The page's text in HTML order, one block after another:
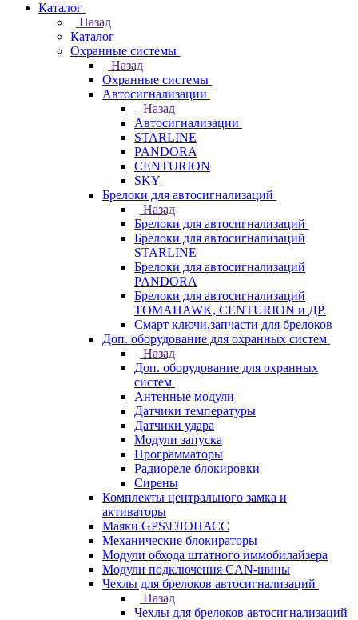
Каталог
Назад
Каталог
Охранные системы
Назад
Охранные системы
Автосигнализации
Назад
Автосигнализации
STARLINE
PANDORA
CENTURION
SKY
Брелоки для автосигнализаций
Назад
Брелоки для автосигнализаций
Брелоки для автосигнализаций
STARLINE
Брелоки для автосигнализаций
PANDORA
Брелоки для автосигнализаций
TOMAHAWK, CENTURION и ДР.
Смарт ключи,запчасти для брелоков
Доп. оборудование для охранных систем
Назад
Доп. оборудование для охранных
систем
Антенные модули
Датчики температуры
Датчики удара
Модули запуска
Программаторы
Радиореле блокировки
Сирены
Комплекты центрального замка и
активаторы
Маяки GPS\ГЛОНАСС
Механические блокираторы
Модули обхода штатного иммобилайзера
Модули подключения CAN-шины
Чехлы для брелоков автосигнализаций
Назад
Чехлы для брелоков автосигнализаций